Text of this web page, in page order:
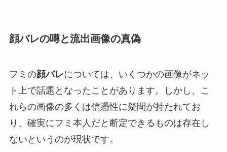
顔バレの噂と流出画像の真偽
フミの顔バレについては、いくつかの画像がネッ
ト上で話題となったことがあります。しかし、こ
れらの画像の多くは信憑性に疑問が持たれてお
り、確実にフミ本人だと断定できるものは存在し
ないというのが現状です。